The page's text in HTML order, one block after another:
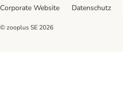
Corporate Website
Datenschutz
© zooplus SE 2026